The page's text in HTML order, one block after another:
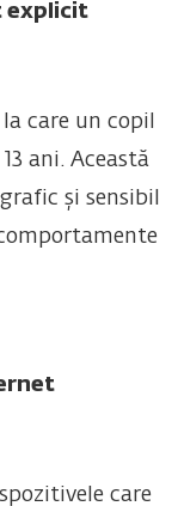
explicit
care un copil
ani. Această
și sensibil
care